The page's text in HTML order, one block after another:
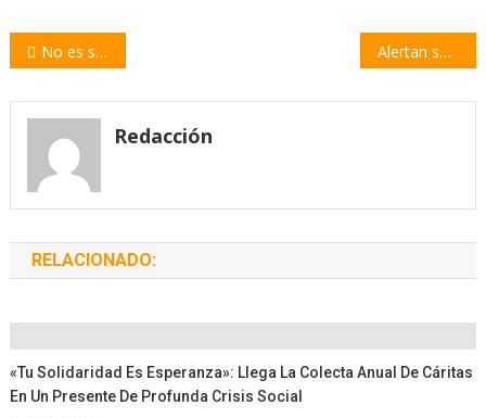
Navegación
entradas
No es solo la pandemia, ni solo la vacuna | por Santiago A. Levín Alertan sobre falsos formularios de inscripción para la vacunación Covid
Redacción
RELACIONADO:
«Tu Solidaridad Es Esperanza»: Llega La Colecta Anual De Cáritas
En Un Presente De Profunda Crisis Social